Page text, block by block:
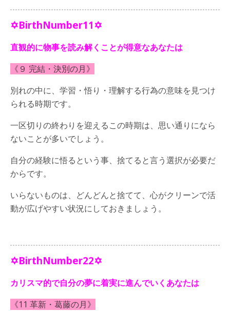
✡BirthNumber11✡
直観的に物事を読み解くことが得意なあなたは
《９ 完結・決別の月》
別れの中に、学習・悟り・理解する行為の意味を見つけ
られる時期です。
一区切りの終わりを迎えるこの時期は、思い通りになら
ないことが多いでしょう。
自分の経験に悟るという事、捨てると言う選択が必要だ
からです。
いらないものは、どんどんと捨てて、心がクリーンで活
動が広げやすい状況にしておきましょう。
✡BirthNumber22✡
カリスマ的で自分の夢に着実に進んでいくあなたは
《11 革新・葛藤の月》